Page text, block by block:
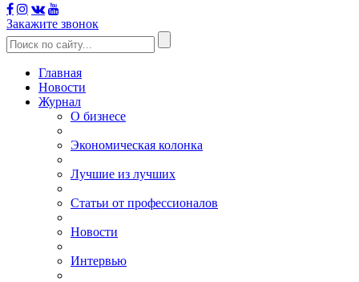
Закажите звонок
Главная
Новости
Журнал
О бизнесе
Экономическая колонка
Лучшие из лучших
Статьи от профессионалов
Новости
Интервью